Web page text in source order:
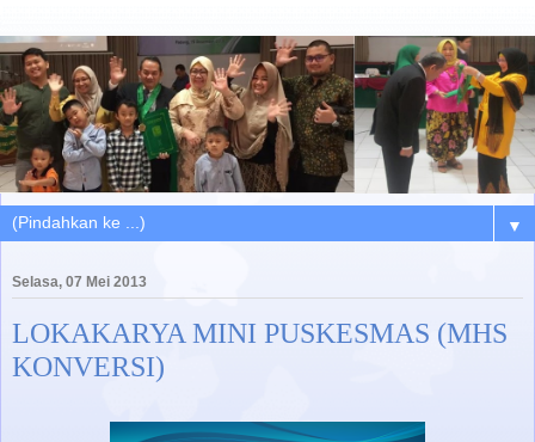
▼
Selasa, 07 Mei 2013
LOKAKARYA MINI PUSKESMAS (MHS
KONVERSI)